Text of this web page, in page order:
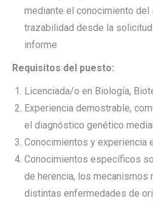
mediante el conocimiento
trazabilidad desde la
informe
Requisitos del puesto:
Licenciada/o en Biología,
Experiencia demostrable,
el diagnóstico genético
Conocimientos y experiencia
Conocimientos específicos
de herencia, los mecanismos
distintas enfermedades de